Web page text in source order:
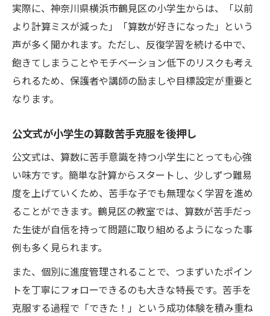
実際に、神奈川県横浜市鶴見区の小学生からは、「以前
より計算ミスが減った」「算数が好きになった」という
声が多く聞かれます。ただし、反復学習を続ける中で、
飽きてしまうことやモチベーション低下のリスクも考え
られるため、保護者や講師の励ましや目標設定が重要と
なります。
公文式が小学生の算数苦手克服を後押し
公文式は、算数に苦手意識を持つ小学生にとっても心強
い味方です。簡単な計算からスタートし、少しずつ難易
度を上げていくため、苦手な子でも無理なく学習を進め
ることができます。鶴見区の教室では、算数が苦手だっ
た生徒が自信を持って問題に取り組めるようになった事
例も多く見られます。
また、個別に進度管理されることで、つまずいたポイン
トを丁寧にフォローできるのも大きな特長です。苦手を
克服する過程で「できた！」という成功体験を積み重ね